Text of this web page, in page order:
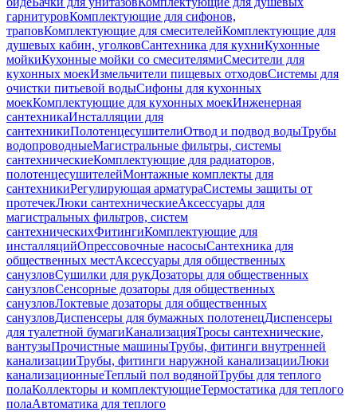
гарнитуровКомплектующие для сифонов,
траповКомплектующие для смесителейКомплектующие для
душевых кабин, уголковСантехника для кухниКухонные
мойкиКухонные мойки со смесителямиСмесители для
кухонных моекИзмельчители пищевых отходовСистемы для
очистки питьевой водыСифоны для кухонных
моекКомплектующие для кухонных моекИнженерная
сантехникаИнсталляции для
сантехникиПолотенцесушителиОтвод и подвод водыТрубы
водопроводныеМагистральные фильтры, системы
сантехническиеКомплектующие для радиаторов,
полотенцесушителейМонтажные комплекты для
сантехникиРегулирующая арматураСистемы защиты от
протечекЛюки сантехническиеАксессуары для
магистральных фильтров, систем
сантехническихФитингиКомплектующие для
инсталляцийОпрессовочные насосыСантехника для
общественных местАксессуары для общественных
санузловСушилки для рукДозаторы для общественных
санузловСенсорные дозаторы для общественных
санузловЛоктевые дозаторы для общественных
санузловДиспенсеры для бумажных полотенецДиспенсеры
для туалетной бумагиКанализацияТросы сантехнические,
вантузыПрочистные машиныТрубы, фитинги внутренней
канализацииТрубы, фитинги наружной канализацииЛюки
канализационныеТеплый пол водянойТрубы для теплого
полаКоллекторы и комплектующиеТермостатика для теплого
полаАвтоматика для теплого